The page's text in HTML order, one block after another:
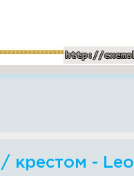
крестом -